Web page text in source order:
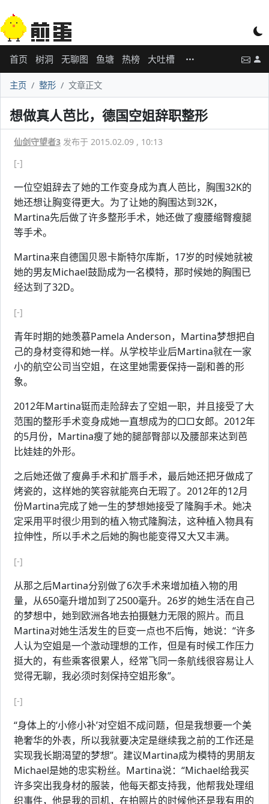
首页 树洞 无聊图 鱼塘 热榜 大吐槽
主页 整形 文章正文
想做真人芭比，德国空姐辞职整形
仙剑守望者3 发布于 2015.02.09 , 10:13
[-]
一位空姐辞去了她的工作变身成为真人芭比，胸围32K的
她还想让胸变得更大。为了让她的胸围达到32K，
Martina先后做了许多整形手术，她还做了瘦腰缩臀瘦腿
等手术。
Martina来自德国贝恩卡斯特尔库斯，17岁的时候她就被
她的男友Michael鼓励成为一名模特，那时候她的胸围已
经达到了32D。
[-]
青年时期的她羡慕Pamela Anderson，Martina梦想把自
己的身材变得和她一样。从学校毕业后Martina就在一家
小的航空公司当空姐，在这里她需要保持一副和善的形
象。
2012年Martina铤而走险辞去了空姐一职，并且接受了大
范围的整形手术变身成她一直想成为的□□女郎。2012年
的5月份，Martina瘦了她的腿部臀部以及腰部来达到芭
比娃娃的外形。
之后她还做了瘦鼻手术和扩唇手术，最后她还把牙做成了
烤瓷的，这样她的笑容就能亮白无瑕了。2012年的12月
份Martina完成了她一生的梦想她接受了隆胸手术。她决
定采用平时很少用到的植入物式隆胸法，这种植入物具有
拉伸性，所以手术之后她的胸也能变得又大又丰满。
[-]
从那之后Martina分别做了6次手术来增加植入物的用
量，从650毫升增加到了2500毫升。26岁的她生活在自己
的梦想中，她到欧洲各地去拍摄魅力无限的照片。而且
Martina对她生活发生的巨变一点也不后悔，她说：“许多
人认为空姐是一个激动理想的工作，但是有时候工作压力
挺大的，有些乘客很累人，经常飞同一条航线很容易让人
觉得无聊，我必须时刻保持空姐形象”。
[-]
“身体上的‘小修小补’对空姐不成问题，但是我想要一个美
艳奢华的外表，所以我就要决定是继续我之前的工作还是
实现我长期渴望的梦想”。建议Martina成为模特的男朋友
Michael是她的忠实粉丝。Martina说：“Michael给我买
许多突出我身材的服装，他每天都支持我，他帮我处理组
织事件，他是我的司机，在拍照片的时候他还是我有用的